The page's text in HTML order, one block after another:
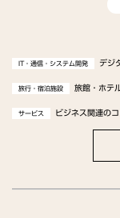
IT・通信・システム開発 デジ
旅行・宿泊施設 旅館・ホテ
サービス ビジネス関連の